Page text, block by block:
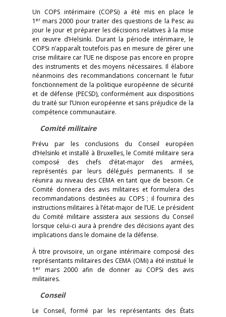
Un COPS intérimaire (COPSi) a été mis en place le
1 er mars 2000 pour traiter des questions de la Pesc au
jour le jour et préparer les décisions relatives à la mise
en œuvre d’Helsinki. Durant la période intérimaire, le
COPSi n’apparaît toutefois pas en mesure de gérer une
crise militaire car l’UE ne dispose pas encore en propre
des instruments et des moyens nécessaires. Il élabore
néanmoins des recommandations concernant le futur
fonctionnement de la politique européenne de sécurité
et de défense (PECSD), conformément aux dispositions
du traité sur l’Union européenne et sans préjudice de la
compétence communautaire.
Comité militaire
Prévu par les conclusions du Conseil européen
d’Helsinki et installé à Bruxelles, le Comité militaire sera
composé des chefs d’état-major des armées,
représentés par leurs délégués permanents. Il se
réunira au niveau des CEMA en tant que de besoin. Ce
Comité donnera des avis militaires et formulera des
recommandations destinées au COPS ; il fournira des
instructions militaires à l’état-major de l’UE. Le président
du Comité militaire assistera aux sessions du Conseil
lorsque celui-ci aura à prendre des décisions ayant des
implications dans le domaine de la défense.
À titre provisoire, un organe intérimaire composé des
représentants militaires des CEMA (OMi) a été institué le
1 er
mars 2000 afin de donner au COPSi des avis
militaires.
Conseil
Le Conseil, formé par les représentants des États